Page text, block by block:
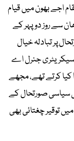
اجے بھون میں قیام
سے روز دوپہر کے
پر تبادلہ خیال
سیکریٹری جنرل اے
کیا کرتے تھے، مجھے
صورتحال کے
توقیر چغتائی بھی